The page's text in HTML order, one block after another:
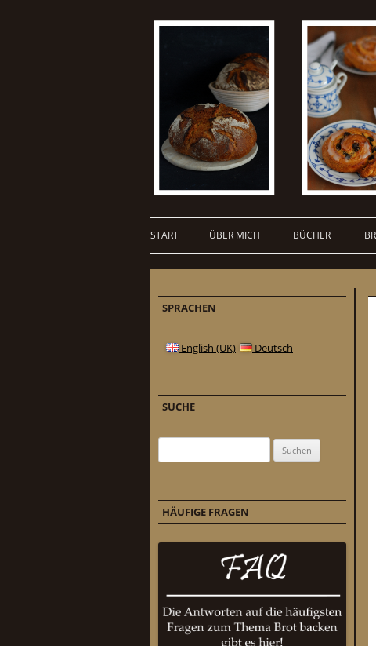
START ÜBER MICH BÜCHER
SPRACHEN
English (UK) Deutsch
SUCHE
HÄUFIGE FRAGEN